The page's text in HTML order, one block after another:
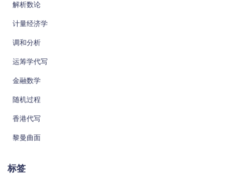
解析数论
计量经济学
调和分析
运筹学代写
金融数学
随机过程
香港代写
黎曼曲面
标签